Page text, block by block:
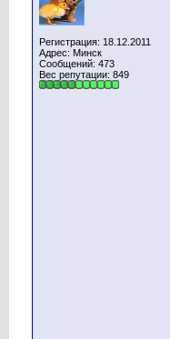
Регистрация: 18.12.2011
Адрес: Минск
Сообщений: 473
Вес репутации: 849